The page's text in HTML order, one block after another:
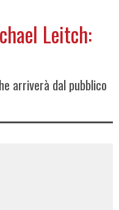
Leitch:
arriverà dal pubblico